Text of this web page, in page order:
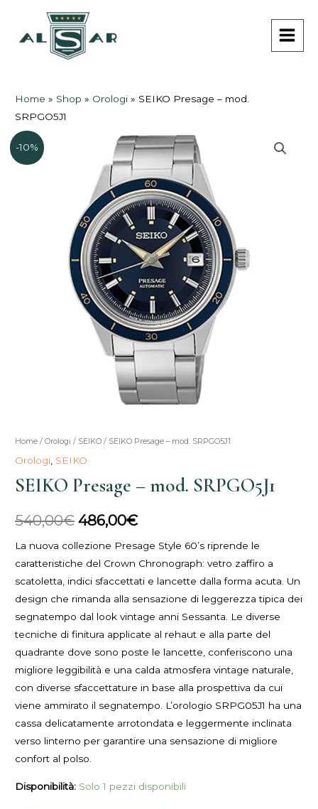
contenuto
Home » Shop » Orologi » SEIKO Presage – mod.
SRPGO5J1
-10%
Home /Orologi / SEIKO / SEIKO Presage – mod. SRPGO5J1
Orologi SEIKO
SEIKO Presage – mod. SRPGO5J1
540,00€
Il
originale
era:
540,00€.
486,00€
Il
prezzo
è:
486,00€.
La nuova collezione Presage Style 60’s riprende le
caratteristiche del Crown Chronograph: vetro zaffiro a
scatoletta, indici sfaccettati e lancette dalla forma acuta. Un
design che rimanda alla sensazione di leggerezza tipica dei
segnatempo dal look vintage anni Sessanta. Le diverse
tecniche di finitura applicate al rehaut e alla parte del
quadrante dove sono poste le lancette, conferiscono una
migliore leggibilità e una calda atmosfera vintage naturale,
con diverse sfaccettature in base alla prospettiva da cui
viene ammirato il segnatempo. L’orologio SRPG05J1 ha una
cassa delicatamente arrotondata e leggermente inclinata
verso linterno per garantire una sensazione di migliore
confort al polso.
Disponibilità: Solo 1 pezzi disponibili
SEIKO
Presage
-
mod.
SRPGO5J1
quantità